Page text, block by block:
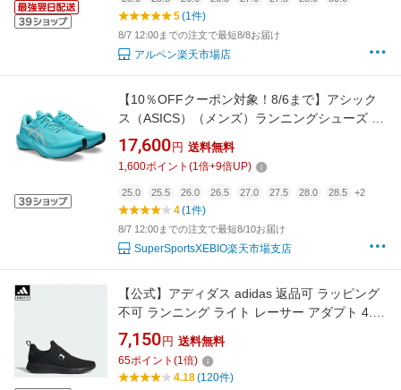
5(1件)
8/7 12:00までの注文で最短8/8お届け
アルペン楽天市場店
【10％OFFクーポン対象！8/6まで】アシック
ス（ASICS）（メンズ）ランニングシューズ ジ
ョギングシューズ ノヴァブラスト 6 ブルー
1011C243.400 スポーツ シューズ
17,600 円 送料無料
1,600ポイント (1倍+9倍UP)
25.0 25.5 26.0 26.5 27.0 27.5 28.0 28.5 +2
4(1件)
8/7 12:00までの注文で最短8/10お届け
SuperSportsXEBIO楽天市場支店
【公式】アディダス adidas 返品可 ラッピング
不可 ランニング ライト レーサー アダプト 4.0 /
Lite Racer Adapt 4.0 スポーツウェア メンズ シ
ューズ・靴 スニーカー 黒 ブラック H04296 ロ
ーカット
7,150 円 送料無料
65ポイント (1倍)
4.18(120件)